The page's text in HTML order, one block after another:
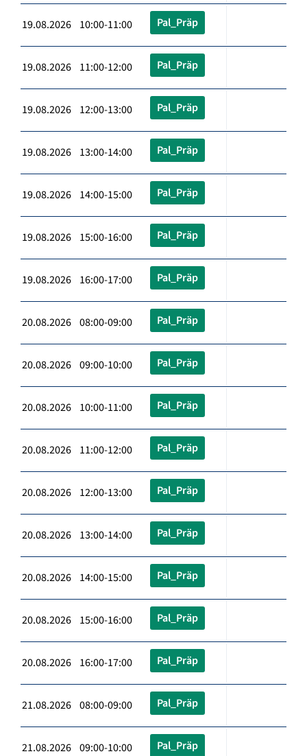
19.08.2026 10:00-11:00 Pal_Präp
19.08.2026 11:00-12:00 Pal_Präp
19.08.2026 12:00-13:00 Pal_Präp
19.08.2026 13:00-14:00 Pal_Präp
19.08.2026 14:00-15:00 Pal_Präp
19.08.2026 15:00-16:00 Pal_Präp
19.08.2026 16:00-17:00 Pal_Präp
20.08.2026 08:00-09:00 Pal_Präp
20.08.2026 09:00-10:00 Pal_Präp
20.08.2026 10:00-11:00 Pal_Präp
20.08.2026 11:00-12:00 Pal_Präp
20.08.2026 12:00-13:00 Pal_Präp
20.08.2026 13:00-14:00 Pal_Präp
20.08.2026 14:00-15:00 Pal_Präp
20.08.2026 15:00-16:00 Pal_Präp
20.08.2026 16:00-17:00 Pal_Präp
21.08.2026 08:00-09:00 Pal_Präp
21.08.2026 09:00-10:00 Pal_Präp